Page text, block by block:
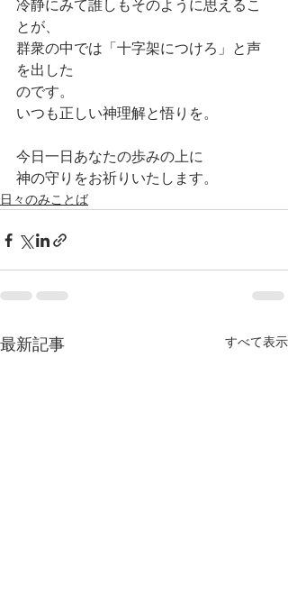
冷静にみて誰しもそのように思えるこ
とが、
群衆の中では「十字架につけろ」と声
を出した
のです。
いつも正しい神理解と悟りを。
今日一日あなたの歩みの上に
神の守りをお祈りいたします。
日々のみことば
最新記事 すべて表示